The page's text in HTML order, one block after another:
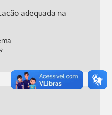
adequada na